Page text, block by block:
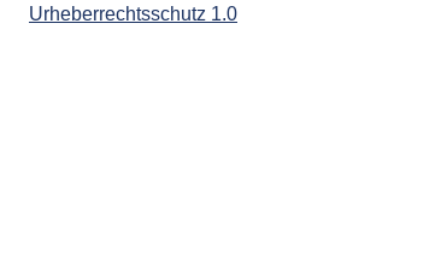
Urheberrechtsschutz 1.0